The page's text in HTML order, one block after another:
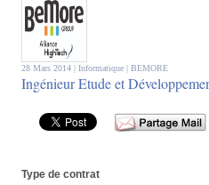
28 Mars 2014 | Informatique | BEMORE
Ingénieur Etude et
Type de contrat